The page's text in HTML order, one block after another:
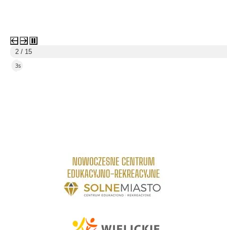
2 / 15
2s
link do strony Centrum Edukacyjno Rekreacyjne